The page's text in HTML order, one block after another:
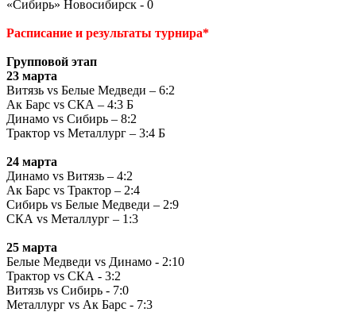
«Сибирь» Новосибирск - 0
Расписание и результаты турнира*
Групповой этап
23 марта
Витязь vs Белые Медведи – 6:2
Ак Барс vs СКА – 4:3 Б
Динамо vs Сибирь – 8:2
Трактор vs Металлург – 3:4 Б
24 марта
Динамо vs Витязь – 4:2
Ак Барс vs Трактор – 2:4
Сибирь vs Белые Медведи – 2:9
СКА vs Металлург – 1:3
25 марта
Белые Медведи vs Динамо - 2:10
Трактор vs СКА - 3:2
Витязь vs Сибирь - 7:0
Металлург vs Ак Барс - 7:3